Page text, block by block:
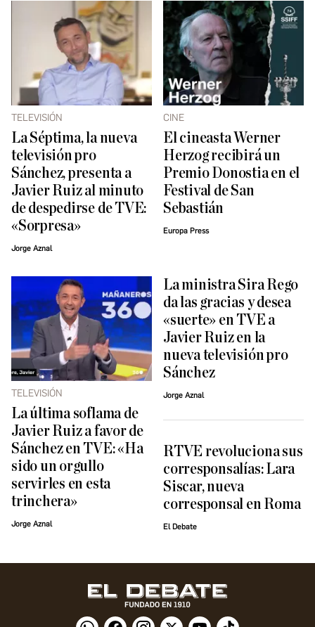
TELEVISIÓN
La Séptima, la nueva
televisión pro
Sánchez, presenta a
Javier Ruiz al minuto
de despedirse de TVE:
«Sorpresa»
Jorge Aznal
CINE
El cineasta Werner
Herzog recibirá un
Premio Donostia en el
Festival de San
Sebastián
Europa Press
TELEVISIÓN
La última soflama de
Javier Ruiz a favor de
Sánchez en TVE: «Ha
sido un orgullo
servirles en esta
trinchera»
Jorge Aznal
La ministra Sira Rego
da las gracias y desea
«suerte» en TVE a
Javier Ruiz en la
nueva televisión pro
Sánchez
Jorge Aznal
RTVE revoluciona sus
corresponsalías: Lara
Siscar, nueva
corresponsal en Roma
El Debate